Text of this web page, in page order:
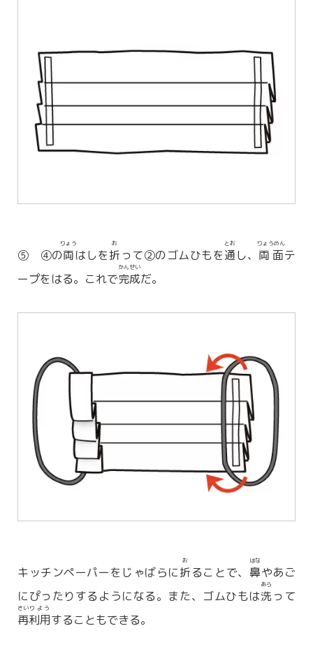
⑤ ④の両
りょう
はしを折
お
って②のゴムひもを通
とお
し、 両面
りょうめん
テ
ープをはる。これで完成
かんせい
だ。
キッチンペーパーをじゃばらに折
お
ることで、 鼻
はな
やあご
にぴったりするようになる。また、ゴムひもは洗
あら
って
再
さい
利用
りよう
することもできる。